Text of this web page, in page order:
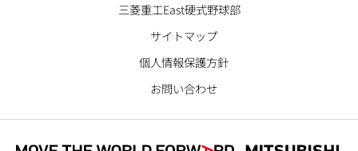
三菱重工East硬式野球部
サイトマップ
個人情報保護方針
お問い合わせ